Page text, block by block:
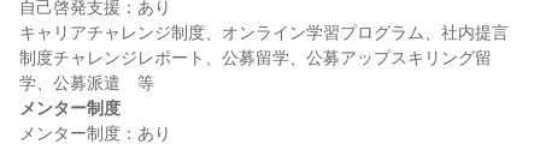
自己啓発支援：あり
キャリアチャレンジ制度、オンライン学習プログラム、社内提言
制度チャレンジレポート、公募留学、公募アップスキリング留
メンター制度
メンター制度：あり